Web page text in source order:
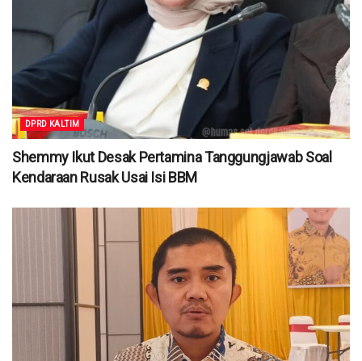
DPRD KALTIM
Shemmy Ikut Desak Pertamina Tanggungjawab Soal
Kendaraan Rusak Usai Isi BBM